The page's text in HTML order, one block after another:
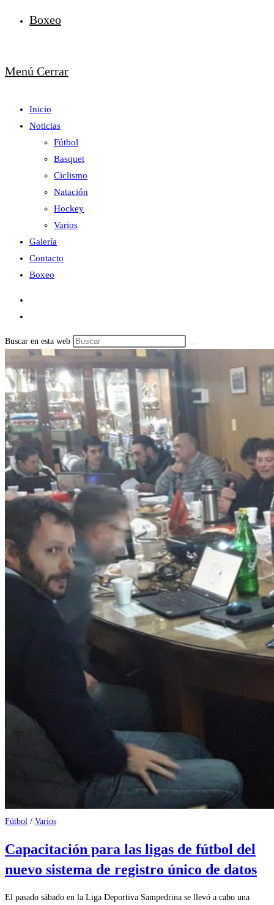
Boxeo
Menú Cerrar
Inicio
Noticias
Fútbol
Basquet
Ciclismo
Natación
Hockey
Varios
Galería
Contacto
Boxeo
Buscar en esta web
Fútbol / Varios
Capacitación para las ligas de fútbol del
nuevo sistema de registro único de datos
El pasado sábado en la Liga Deportiva Sampedrina se llevó a cabo una